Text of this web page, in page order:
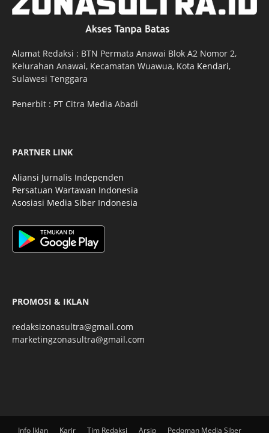
Alamat Redaksi : BTN Permata Anawai Blok A2 Nomor 2,
Kelurahan Anawai, Kecamatan Wuawua, Kota Kendari,
Sulawesi Tenggara
Penerbit : PT Citra Media Abadi
PARTNER LINK
Aliansi Jurnalis Independen
Persatuan Wartawan Indonesia
Asosiasi Media Siber Indonesia
PROMOSI & IKLAN
redaksizonasultra@gmail.com
marketingzonasultra@gmail.com
Info Iklan Karir Tim Redaksi Arsip Pedoman Media Siber